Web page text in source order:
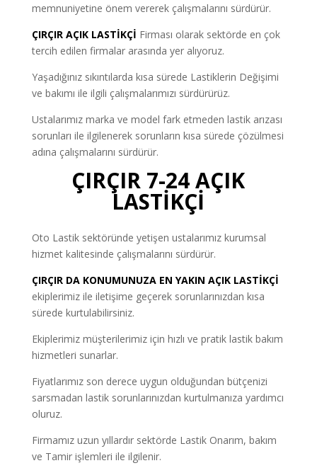
memnuniyetine önem vererek çalışmalarını sürdürür.
ÇIRÇIR AÇIK LASTİKÇİ Firması olarak sektörde en çok
tercih edilen firmalar arasında yer alıyoruz.
Yaşadığınız sıkıntılarda kısa sürede Lastiklerin Değişimi
ve bakımı ile ilgili çalışmalarımızı sürdürürüz.
Ustalarımız marka ve model fark etmeden lastik arızası
sorunları ile ilgilenerek sorunların kısa sürede çözülmesi
adına çalışmalarını sürdürür.
ÇIRÇIR 7-24 AÇIK
LASTİKÇİ
Oto Lastik sektöründe yetişen ustalarımız kurumsal
hizmet kalitesinde çalışmalarını sürdürür.
ÇIRÇIR DA KONUMUNUZA EN YAKIN AÇIK LASTİKÇİ
ekiplerimiz ile iletişime geçerek sorunlarınızdan kısa
sürede kurtulabilirsiniz.
Ekiplerimiz müşterilerimiz için hızlı ve pratik lastik bakım
hizmetleri sunarlar.
Fiyatlarımız son derece uygun olduğundan bütçenizi
sarsmadan lastik sorunlarınızdan kurtulmanıza yardımcı
oluruz.
Firmamız uzun yıllardır sektörde Lastik Onarım, bakım
ve Tamir işlemleri ile ilgilenir.